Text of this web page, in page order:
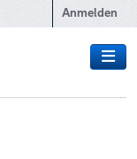
Anmelden